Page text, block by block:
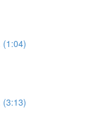
(1:04)
(3:13)